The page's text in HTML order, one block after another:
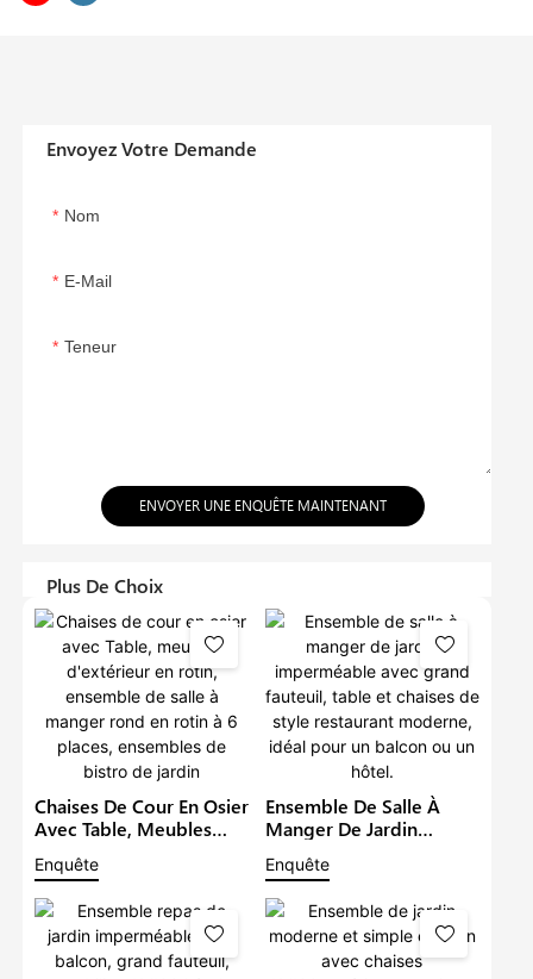
Envoyez Votre Demande
Nom
E-Mail
Teneur
ENVOYER UNE ENQUÊTE MAINTENANT
Plus De Choix
Chaises De Cour En Osier
Avec Table, Meubles
D'extérieur En Rotin,
Ensemble De Salle À
Manger Rond En Rotin À
6 Places, Ensembles De
Bistro De Jardin
Enquête
Ensemble De Salle À
Manger De Jardin
Imperméable Avec
Grand Fauteuil, Table Et
Chaises De Style
Restaurant Moderne,
Idéal Pour Un Balcon Ou
Un Hôtel.
Enquête